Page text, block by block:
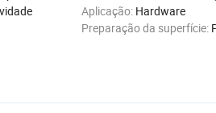
Aplicação: Hardware
Preparação da superfície: